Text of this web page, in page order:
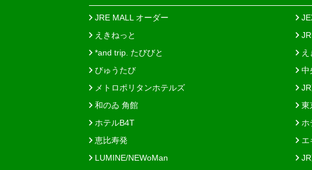
JRE MALL オーダー
えきねっと
*and trip. たびびと
びゅうたび
中
メトロポリタンホテルズ
和のゐ 角館
東
ホテルB4T
ホ
恵比寿発
エ
LUMINE/NEWoMan